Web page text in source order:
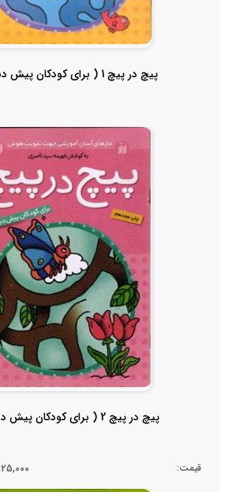
پیچ در پیچ 1 ( برای کودکان پیش دبستانی )
پیچ در پیچ 2 ( برای کودکان پیش دبستانی )
قیمت: 25,000تومان